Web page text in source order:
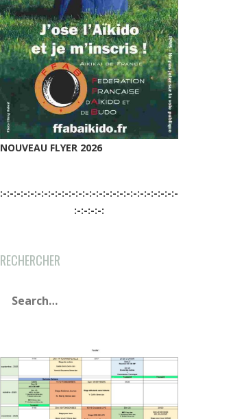
NOUVEAU FLYER 2026
:-:-:-:-:-:-:-:-:-:-:-:-:-:-:-:-:-:-:-:-:-:-:-:-:-:-
:-:-:-:-:
RECHERCHER